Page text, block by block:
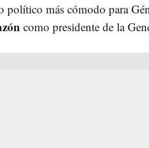
político más cómodo para
como presidente de la